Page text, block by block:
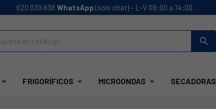
620 039 836 WhatsApp (solo chat) - L-V 09:00 a 14:00
search
FRIGORÍFICOS MICROONDAS SECADORAS